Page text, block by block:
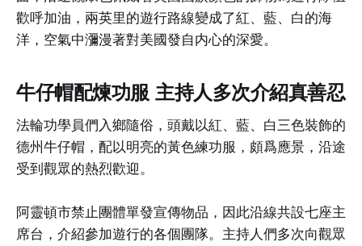
歡呼加油，兩英里的遊行路線變成了紅、藍、白的海
洋，空氣中瀰漫著對美國發自内心的深愛。
牛仔帽配煉功服 主持人多次介紹真善忍
法輪功學員們入鄉隨俗，頭戴以紅、藍、白三色裝飾的
德州牛仔帽，配以明亮的黃色練功服，頗爲應景，沿途
受到觀眾的熱烈歡迎。
阿靈頓市禁止團體單發宣傳物品，因此沿線共設七座主
席台，介紹參加遊行的各個團隊。主持人們多次向觀眾